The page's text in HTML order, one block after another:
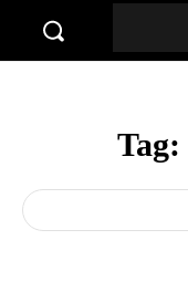
Tag: